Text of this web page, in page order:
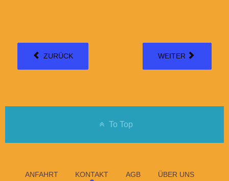
ZURÜCK WEITER
To Top
ANFAHRT KONTAKT AGB ÜBER UNS